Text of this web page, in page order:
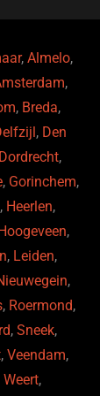
,Almelo,
,
, Breda,
, Den
Dordrecht,
, Gorinchem,
, Heerlen,
,
, Leiden,
,
, Roermond,
, Sneek,
,Veendam,
Weert,